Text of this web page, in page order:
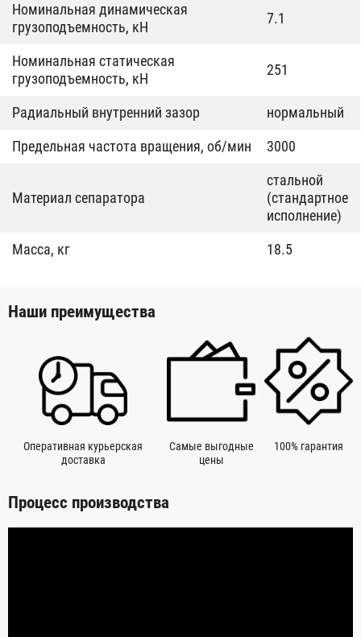
Номинальная динамическая
грузоподъемность, кН
7.1
Номинальная статическая
грузоподъемность, кН
251
Радиальный внутренний зазор
нормальный
Предельная частота вращения, об/мин
3000
Материал сепаратора
стальной
(стандартное
исполнение)
Масса, кг
18.5
Наши преимущества
Оперативная курьерская
доставка
Самые выгодные
цены
100% гарантия
Процесс производства